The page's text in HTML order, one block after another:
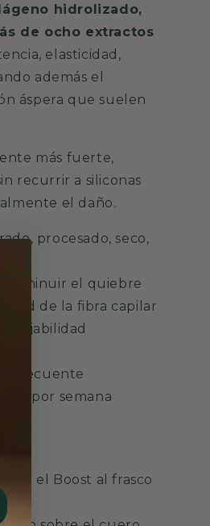
hidrolizado,
de ocho extractos
elasticidad,
además el
áspera que suelen
más fuerte,
recurrir a siliconas
el daño.
procesado, seco,
disminuir el quiebre
de la fibra capilar
frecuente
por semana
el Boost al frasco